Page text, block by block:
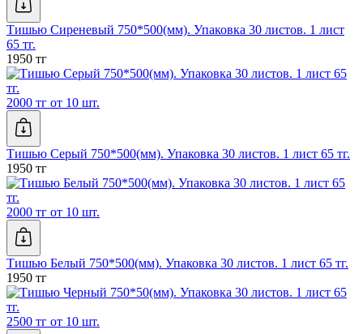
Тишью Сиреневый 750*500(мм). Упаковка 30 листов. 1 лист
65 тг.
1950 тг
2000 тг от 10 шт.
Тишью Серый 750*500(мм). Упаковка 30 листов. 1 лист 65 тг.
1950 тг
2000 тг от 10 шт.
Тишью Белый 750*500(мм). Упаковка 30 листов. 1 лист 65 тг.
1950 тг
2500 тг от 10 шт.